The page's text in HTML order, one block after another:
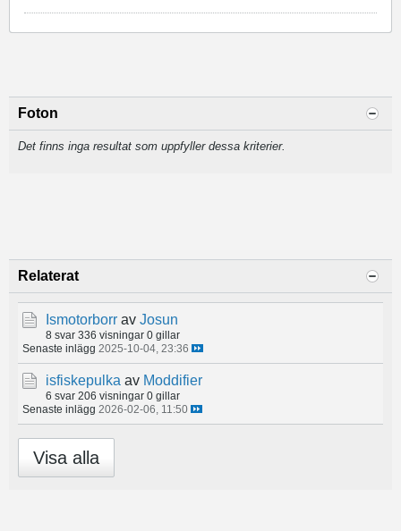
Foton
Det finns inga resultat som uppfyller dessa kriterier.
Relaterat
Ismotorborr av Josun
8 svar 336 visningar 0 gillar
Senaste inlägg 2025-10-04, 23:36
isfiskepulka av Moddifier
6 svar 206 visningar 0 gillar
Senaste inlägg 2026-02-06, 11:50
Visa alla